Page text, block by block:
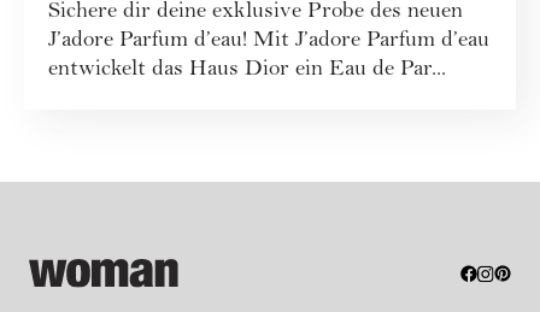
Sichere dir deine exklusive Probe des neuen
J’adore Parfum d’eau! Mit J’adore Parfum d’eau
entwickelt das Haus Dior ein Eau de Par...